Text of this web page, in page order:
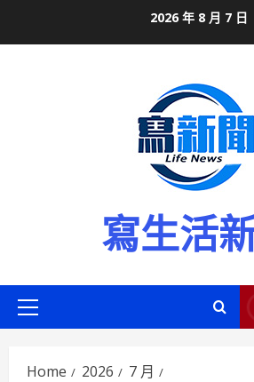
2026 年 8 月 7 日
寫生活
Primary
Home 2026
7 月